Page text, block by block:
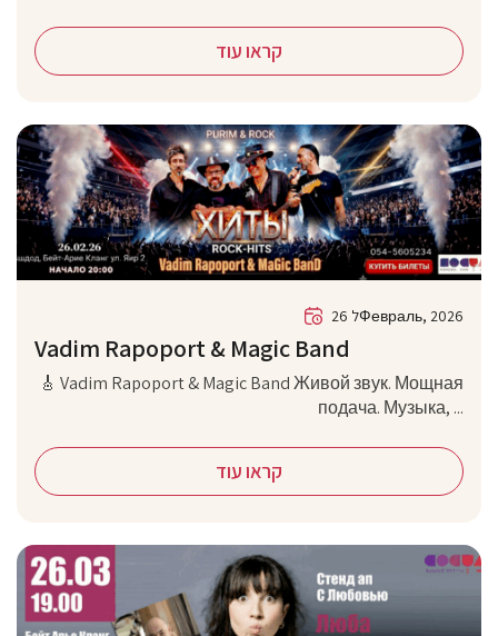
קראו עוד
26 לФевраль, 2026
Vadim Rapoport & Magic Band
🎸 Vadim Rapoport & Magic Band Живой звук. Мощная
подача. Музыка, ...
קראו עוד